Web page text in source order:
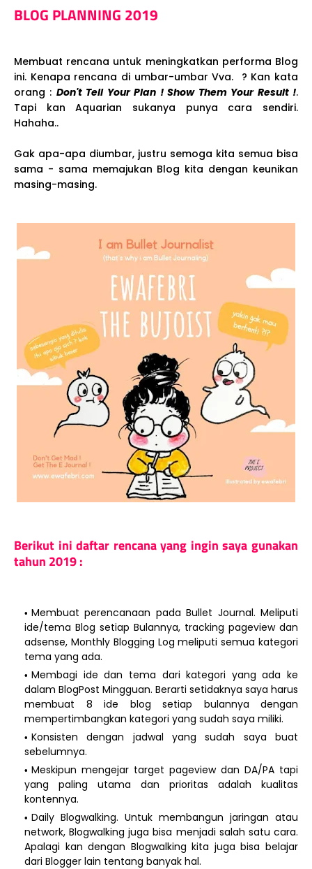
BLOG PLANNING 2019
Membuat rencana untuk meningkatkan performa Blog
ini. Kenapa rencana di umbar-umbar Vva. ? Kan kata
orang : Don't Tell Your Plan ! Show Them Your Result !.
Tapi kan Aquarian sukanya punya cara sendiri.
Hahaha..
Gak apa-apa diumbar, justru semoga kita semua bisa
sama - sama memajukan Blog kita dengan keunikan
masing-masing.
Berikut ini daftar rencana yang ingin saya gunakan
tahun 2019 :
Membuat perencanaan pada Bullet Journal. Meliputi
ide/tema Blog setiap Bulannya, tracking pageview dan
adsense, Monthly Blogging Log meliputi semua kategori
tema yang ada.
Membagi ide dan tema dari kategori yang ada ke
dalam BlogPost Mingguan. Berarti setidaknya saya harus
membuat 8 ide blog setiap bulannya dengan
mempertimbangkan kategori yang sudah saya miliki.
Konsisten dengan jadwal yang sudah saya buat
sebelumnya.
Meskipun mengejar target pageview dan DA/PA tapi
yang paling utama dan prioritas adalah kualitas
kontennya.
Daily Blogwalking. Untuk membangun jaringan atau
network, Blogwalking juga bisa menjadi salah satu cara.
Apalagi kan dengan Blogwalking kita juga bisa belajar
dari Blogger lain tentang banyak hal.